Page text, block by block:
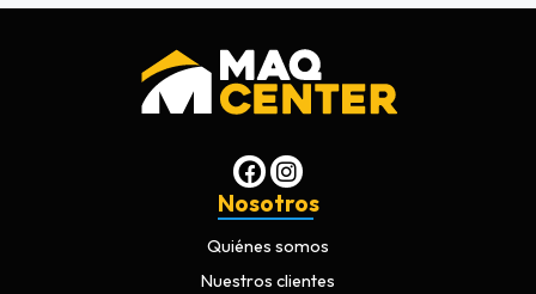
Nosotros
Quiénes somos
Nuestros clientes